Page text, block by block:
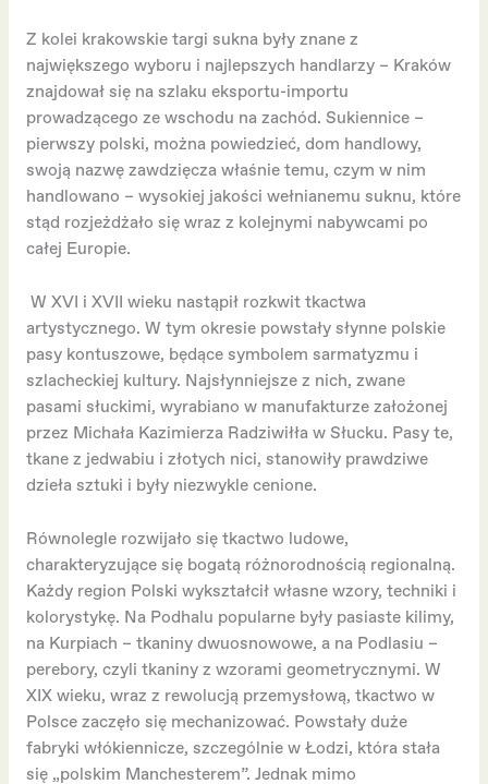
Z kolei krakowskie targi sukna były znane z
największego wyboru i najlepszych handlarzy – Kraków
znajdował się na szlaku eksportu-importu
prowadzącego ze wschodu na zachód. Sukiennice –
pierwszy polski, można powiedzieć, dom handlowy,
swoją nazwę zawdzięcza właśnie temu, czym w nim
handlowano – wysokiej jakości wełnianemu suknu, które
stąd rozjeżdżało się wraz z kolejnymi nabywcami po
całej Europie.
W XVI i XVII wieku nastąpił rozkwit tkactwa
artystycznego. W tym okresie powstały słynne polskie
pasy kontuszowe, będące symbolem sarmatyzmu i
szlacheckiej kultury. Najsłynniejsze z nich, zwane
pasami słuckimi, wyrabiano w manufakturze założonej
przez Michała Kazimierza Radziwiłła w Słucku. Pasy te,
tkane z jedwabiu i złotych nici, stanowiły prawdziwe
dzieła sztuki i były niezwykle cenione.
Równolegle rozwijało się tkactwo ludowe,
charakteryzujące się bogatą różnorodnością regionalną.
Każdy region Polski wykształcił własne wzory, techniki i
kolorystykę. Na Podhalu popularne były pasiaste kilimy,
na Kurpiach – tkaniny dwuosnowowe, a na Podlasiu –
perebory, czyli tkaniny z wzorami geometrycznymi. W
XIX wieku, wraz z rewolucją przemysłową, tkactwo w
Polsce zaczęło się mechanizować. Powstały duże
fabryki włókiennicze, szczególnie w Łodzi, która stała
się „polskim Manchesterem”. Jednak mimo